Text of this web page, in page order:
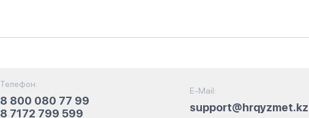
Телефон:
8 800 080 77 99
8 7172 799 599
E-Mail:
support@hrqyzmet.kz